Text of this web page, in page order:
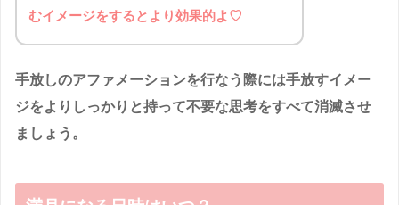
むイメージをするとより効果的よ♡
手放しのアファメーションを行なう際には手放すイメー
ジをよりしっかりと持って不要な思考をすべて消滅させ
ましょう。